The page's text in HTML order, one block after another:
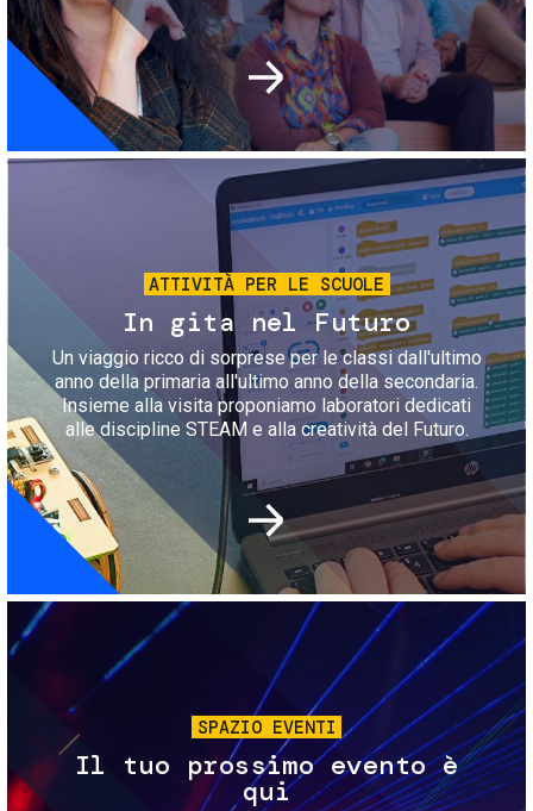
Immagine
ATTIVITÀ PER LE SCUOLE
In gita nel Futuro
Un viaggio ricco di sorprese per le classi dall'ultimo
anno della primaria all'ultimo anno della secondaria.
Insieme alla visita proponiamo laboratori dedicati
alle discipline STEAM e alla creatività del Futuro.
Immagine
SPAZIO EVENTI
Il tuo prossimo evento è
qui